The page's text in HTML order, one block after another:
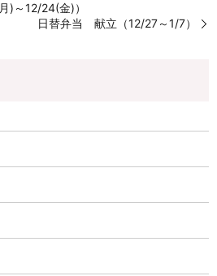
～12/24(金)）
日替弁当 献立（12/27～1/7）